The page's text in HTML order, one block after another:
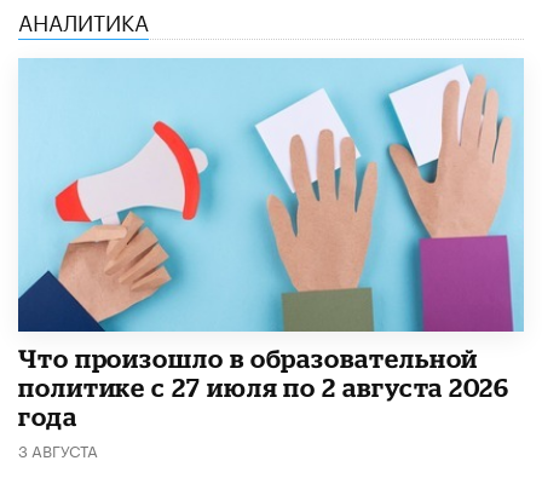
АНАЛИТИКА
​Что произошло в образовательной
политике с 27 июля по 2 августа 2026
года
3 АВГУСТА